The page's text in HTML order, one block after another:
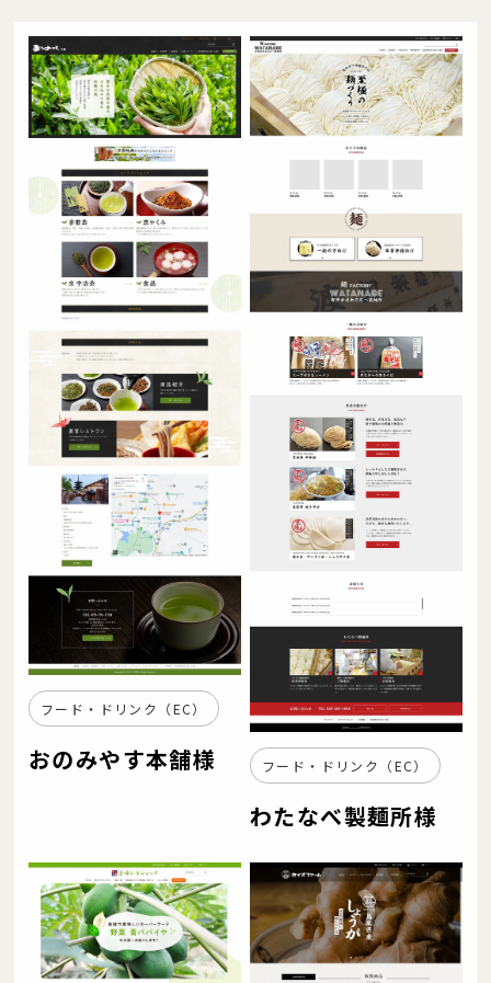
フード・ドリンク（EC）
おのみやす本舗様 フード・ドリンク（EC）
わたなべ製麺所様